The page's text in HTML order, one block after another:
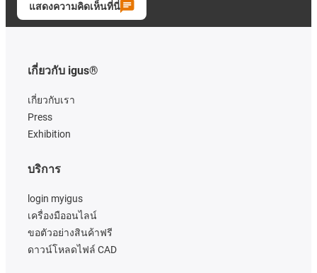
แสดงความคิดเห็นที่นี่
เกี่ยวกับ igus®
เกี่ยวกับเรา
Press
Exhibition
บริการ
login myigus
เครื่องมืออนไลน์
ขอตัวอย่างสินค้าฟรี
ดาวน์โหลดไฟล์ CAD